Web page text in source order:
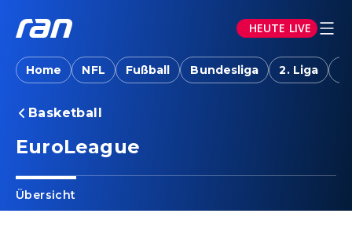
HEUTE LIVE
Home NFL Fußball Bundesliga 2. Liga
Basketball
EuroLeague
Übersicht